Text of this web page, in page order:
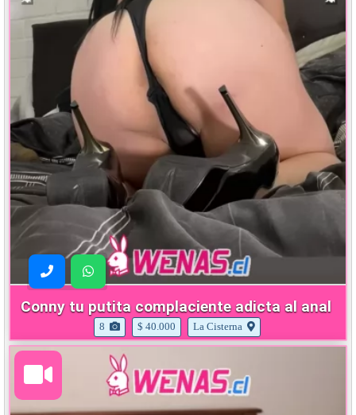
Conny tu putita complaciente adicta al anal
8 $ 40.000 La Cisterna